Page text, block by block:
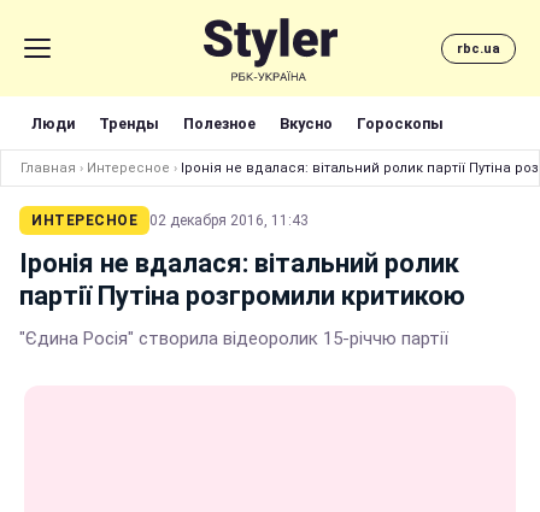
rbc.ua
Люди Тренды Полезное Вкусно Гороскопы
Главная › Интересное › Іронія не вдалася: вітальний ролик партії Путіна
ИНТЕРЕСНОЕ 02 декабря 2016, 11:43
Іронія не вдалася: вітальний ролик
партії Путіна розгромили критикою
"Єдина Росія" створила відеоролик 15-річчю партії